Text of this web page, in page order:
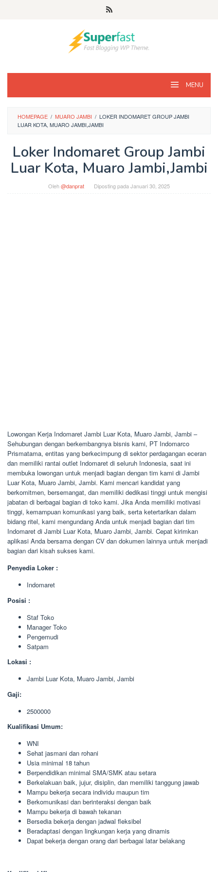
MENU
HOMEPAGE / MUARO JAMBI / LOKER INDOMARET GROUP JAMBI
LUAR KOTA, MUARO JAMBI,JAMBI
Loker Indomaret Group Jambi
Luar Kota, Muaro Jambi,Jambi
Oleh@danprat Diposting pada Januari 30, 2025
Lowongan Kerja Indomaret Jambi Luar Kota, Muaro Jambi, Jambi –
Sehubungan dengan berkembangnya bisnis kami, PT Indomarco
Prismatama, entitas yang berkecimpung di sektor perdagangan eceran
dan memiliki rantai outlet Indomaret di seluruh Indonesia, saat ini
membuka lowongan untuk menjadi bagian dengan tim kami di Jambi
Luar Kota, Muaro Jambi, Jambi. Kami mencari kandidat yang
berkomitmen, bersemangat, dan memiliki dedikasi tinggi untuk mengisi
jabatan di berbagai bagian di toko kami. Jika Anda memiliki motivasi
tinggi, kemampuan komunikasi yang baik, serta ketertarikan dalam
bidang ritel, kami mengundang Anda untuk menjadi bagian dari tim
Indomaret di Jambi Luar Kota, Muaro Jambi, Jambi. Cepat kirimkan
aplikasi Anda bersama dengan CV dan dokumen lainnya untuk menjadi
bagian dari kisah sukses kami.
Penyedia Loker :
Indomaret
Posisi :
Staf Toko
Manager Toko
Pengemudi
Satpam
Lokasi :
Jambi Luar Kota, Muaro Jambi, Jambi
Gaji:
2500000
Kualifikasi Umum:
WNI
Sehat jasmani dan rohani
Usia minimal 18 tahun
Berpendidikan minimal SMA/SMK atau setara
Berkelakuan baik, jujur, disiplin, dan memiliki tanggung jawab
Mampu bekerja secara individu maupun tim
Berkomunikasi dan berinteraksi dengan baik
Mampu bekerja di bawah tekanan
Bersedia bekerja dengan jadwal fleksibel
Beradaptasi dengan lingkungan kerja yang dinamis
Dapat bekerja dengan orang dari berbagai latar belakang